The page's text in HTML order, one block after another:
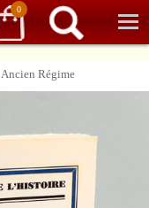
0
Librairie de livres anciens & rares
Ancien Régime